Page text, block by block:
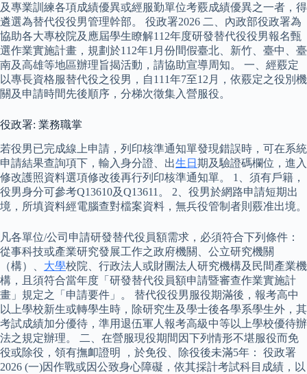
及專業訓練各項成績優異或經服勤單位考覈成績優異之一者，得
遴選為替代役役男管理幹部。 役政署2026 二、內政部役政署為
協助各大專校院及應屆學生瞭解112年度研發替代役役男報名甄
選作業實施計畫，規劃於112年1月份間假臺北、新竹、臺中、臺
南及高雄等地區辦理旨揭活動，請協助宣導周知。 一、經覈定
以專長資格服替代役之役男，自111年7至12月，依覈定之役別機
關及申請時間先後順序，分梯次徵集入營服役。
役政署: 業務職掌
若役男已完成線上申請，列印核準通知單發現錯誤時，可在系統
申請結果查詢項下，輸入身分證、出生日 期及驗證碼欄位，進入
修改護照資料選項修改後再行列印核準通知單。 1、須有戶籍，
役男身分可參考Q13610及Q13611。 2、役男於網路申請短期出
境，所填資料經電腦查對檔案資料，無兵役管制者則覈准出境。
凡各單位/公司申請研發替代役員額需求，必須符合下列條件：
從事科技或產業研究發展工作之政府機關、公立研究機關
（構）、 大學校院、行政法人或財團法人研究機構及民間產業機
構，且須符合當年度「研發替代役員額申請暨審查作業實施計
畫」規定之「申請要件」。 替代役役男服役期滿後，報考高中
以上學校新生或轉學生時，除研究生及學士後各學系學生外，其
考試成績加分優待，準用退伍軍人報考高級中等以上學校優待辦
法之規定辦理。 二、在營服現役期間因下列情形不堪服役而免
役或除役，領有撫卹證明 ，於免役、除役後未滿5年： 役政署
2026 (一)因作戰或因公致身心障礙，依其採計考試科目成績，以